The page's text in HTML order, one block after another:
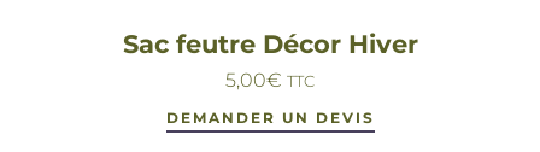
Sac feutre Décor Hiver
5,00€ TTC
DEMANDER UN DEVIS